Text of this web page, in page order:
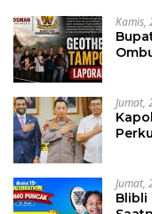
Kamis,
Jumat,
Jumat,
Blibli